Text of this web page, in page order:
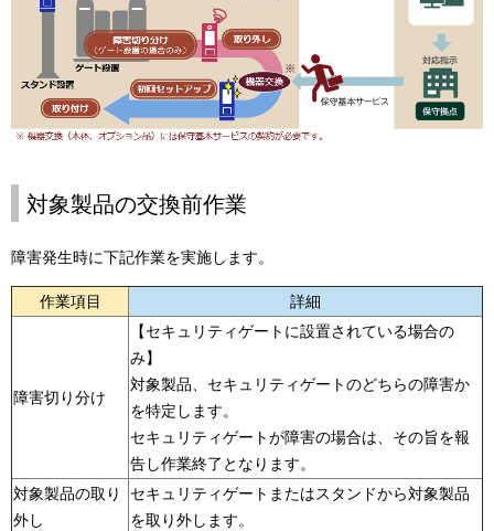
対象製品の交換前作業
障害発生時に下記作業を実施します。
作業項目 詳細
障害切り分け
【セキュリティゲートに設置されている場合の
み】
対象製品、セキュリティゲートのどちらの障害か
を特定します。
セキュリティゲートが障害の場合は、その旨を報
告し作業終了となります。
対象製品の取り
外し
セキュリティゲートまたはスタンドから対象製品
を取り外します。